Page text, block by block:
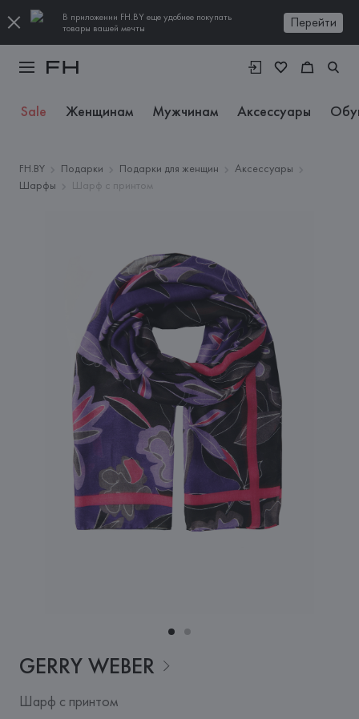
В приложении FH.BY еще удобнее покупать
товары вашей мечты
Перейти
Sale Женщинам Мужчинам Аксессуары
FH.BY Подарки Подарки для женщин
Аксессуары
Шарфы
Шарф с принтом
GERRY WEBER
Шарф с принтом